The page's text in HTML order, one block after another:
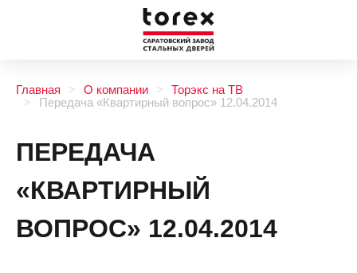
Главная О компании
Торэкс на ТВ
Передача «Квартирный вопрос» 12.04.2014
ПЕРЕДАЧА
«КВАРТИРНЫЙ
ВОПРОС» 12.04.2014